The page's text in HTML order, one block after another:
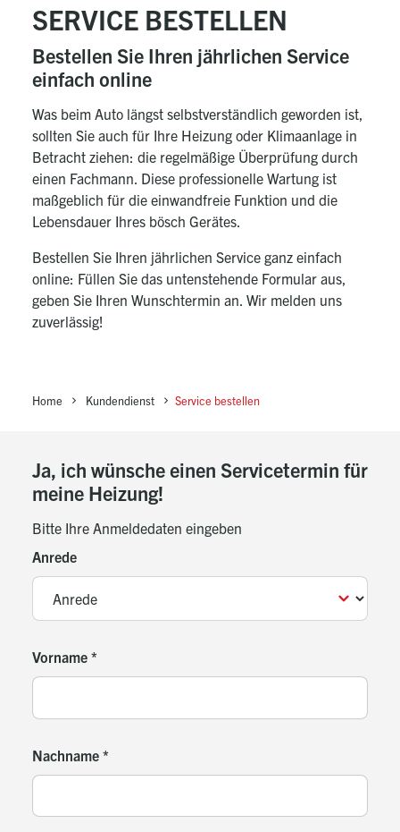
SERVICE BESTELLEN
Bestellen Sie Ihren jährlichen Service
einfach online
Was beim Auto längst selbstverständlich geworden ist,
sollten Sie auch für Ihre Heizung oder Klimaanlage in
Betracht ziehen: die regelmäßige Überprüfung durch
einen Fachmann. Diese professionelle Wartung ist
maßgeblich für die einwandfreie Funktion und die
Lebensdauer Ihres bösch Gerätes.
Bestellen Sie Ihren jährlichen Service ganz einfach
online: Füllen Sie das untenstehende Formular aus,
geben Sie Ihren Wunschtermin an. Wir melden uns
zuverlässig!
Home Kundendienst Service bestellen
Ja, ich wünsche einen Servicetermin für
meine Heizung!
Bitte Ihre Anmeldedaten eingeben
Anrede
Vorname *
Nachname *